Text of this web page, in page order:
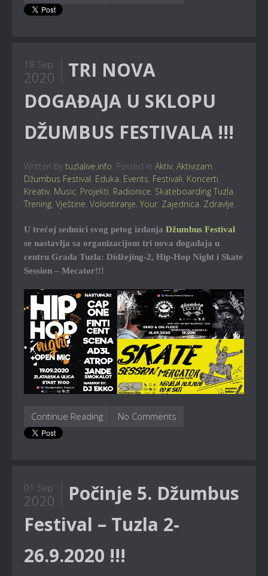
18 Sep
2020
TRI NOVA
DOGAĐAJA U SKLOPU
DŽUMBUS FESTIVALA !!!
Written by tuzlalive.info. Posted in Aktiv, Aktivizam,
Džumbus Festival, Eduka, Events, Festivali, Koncerti,
Kreativ, Music, Projekti, Radionice, Skateboarding Tuzla,
Trening, Vještine, Volontiranje, Your, Zajednica, Zdravlje
U trećoj sedmici svog petog izdanja Džumbus Festival
se nastavlja sa organizacijom tri nova događaja u
centru Grada Tuzla: Didžejing-2, Hip-Hop Night i Skate
Session – Mecator!!!
Continue Reading No Comments
01 Sep
2020
Počinje 5. Džumbus
Festival – Tuzla 2-
26.9.2020 !!!